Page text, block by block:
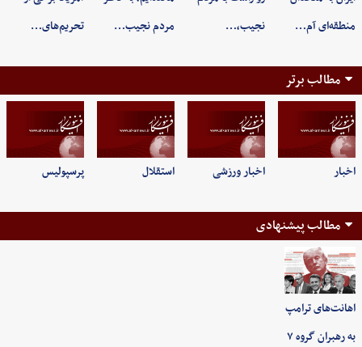
منطقه‌ای آم…
نجیب،…
مردم نجیب…
تحریم‌های…
مطالب برتر
اخبار اخبار ورزشی استقلال پرسپولیس
مطالب پیشنهادی
اهانت‌های ترامپ
به رهبران گروه ۷